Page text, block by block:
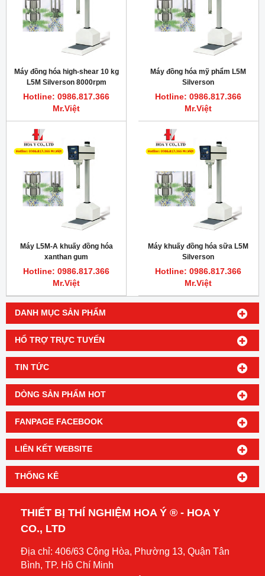
DANH MỤC SẢN PHẨM
HỔ TRỢ TRỰC TUYẾN
TIN TỨC
DÒNG SẢN PHẨM HOT
FANPAGE FACEBOOK
LIÊN KẾT WEBSITE
THỐNG KÊ
Máy đồng hóa high-shear 10 kg
L5M Silverson 8000rpm
Hotline: 0986.817.366
Mr.Việt
Máy đồng hóa mỹ phẩm L5M
Silverson
Hotline: 0986.817.366
Mr.Việt
Máy L5M-A khuấy đồng hóa
xanthan gum
Hotline: 0986.817.366
Mr.Việt
Máy khuấy đồng hóa sữa L5M
Silverson
Hotline: 0986.817.366
Mr.Việt
THIẾT BỊ THÍ NGHIỆM HOA Ý ® - HOA Y
CO., LTD
Địa chỉ: 406/63 Cộng Hòa, Phường 13, Quận Tân
Bình, TP. Hồ Chí Minh